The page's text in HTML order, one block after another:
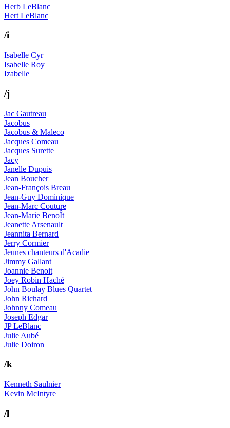
Herb LeBlanc
Hert LeBlanc
/i
Isabelle Cyr
Isabelle Roy
Izabelle
/j
Jac Gautreau
Jacobus
Jacobus & Maleco
Jacques Comeau
Jacques Surette
Jacy
Janelle Dupuis
Jean Boucher
Jean-François Breau
Jean-Guy Dominique
Jean-Marc Couture
Jean-Marie BenoÎt
Jeanette Arsenault
Jeannita Bernard
Jerry Cormier
Jeunes chanteurs d'Acadie
Jimmy Gallant
Joannie Benoit
Joey Robin Haché
John Boulay Blues Quartet
John Richard
Johnny Comeau
Joseph Edgar
JP LeBlanc
Julie Aubé
Julie Doiron
/k
Kenneth Saulnier
Kevin McIntyre
/l